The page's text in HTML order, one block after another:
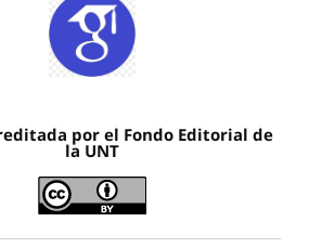
por el Fondo Editorial de
la UNT